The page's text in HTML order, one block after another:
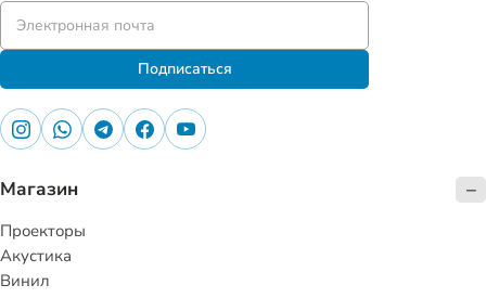
Подписаться
Магазин
Проекторы
Акустика
Винил